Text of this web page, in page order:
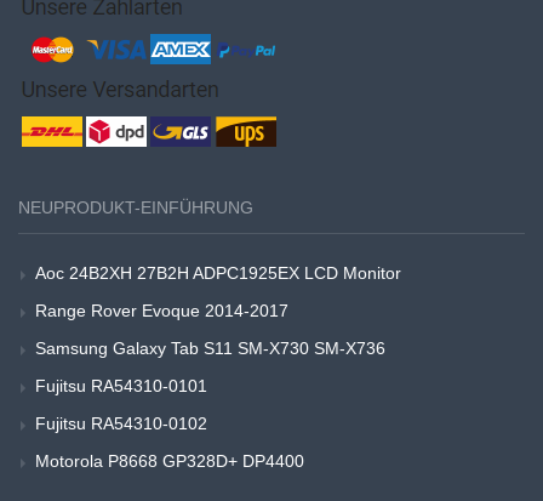
NEUPRODUKT-EINFÜHRUNG
Aoc 24B2XH 27B2H ADPC1925EX LCD Monitor
Range Rover Evoque 2014-2017
Samsung Galaxy Tab S11 SM-X730 SM-X736
Fujitsu RA54310-0101
Fujitsu RA54310-0102
Motorola P8668 GP328D+ DP4400